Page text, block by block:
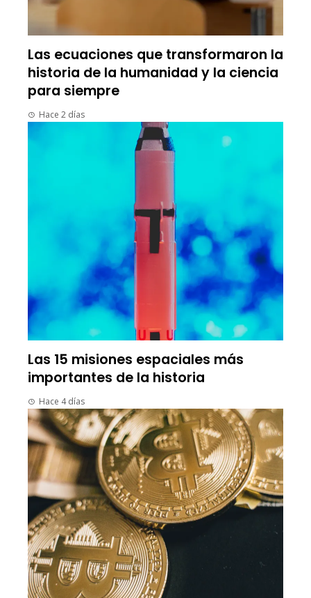
Las ecuaciones que transformaron la
historia de la humanidad y la ciencia
para siempre
Hace 2 días
Las 15 misiones espaciales más
importantes de la historia
Hace 4 días